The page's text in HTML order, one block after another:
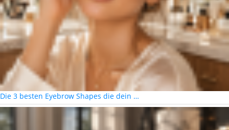
Die 3 besten Eyebrow Shapes die dein …